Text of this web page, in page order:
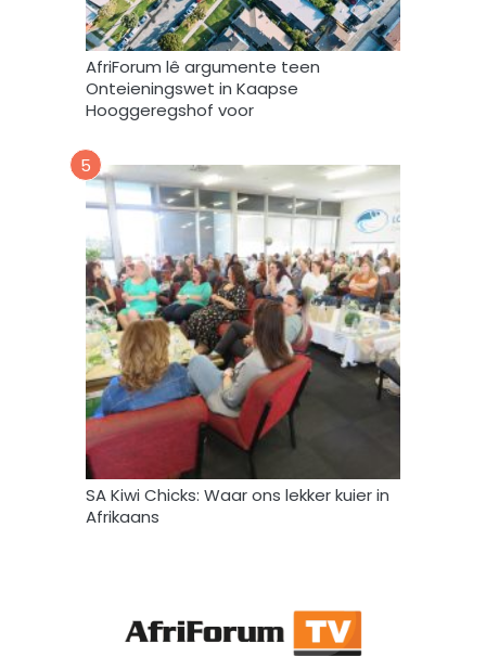
b
r
u
i
k
AfriForum lê argumente teen
Onteieningswet in Kaapse
Hooggeregshof voor
5
SA Kiwi Chicks: Waar ons lekker kuier in
Afrikaans